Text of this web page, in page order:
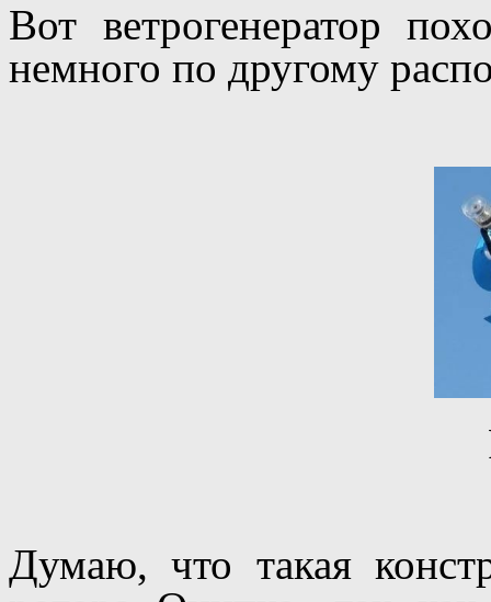
Вот ветрогенератор
немного по другому
Думаю, что такая